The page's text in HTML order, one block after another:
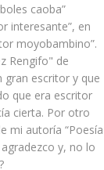
caoba”
interesante”, en
moyobambino”.
Rengifo" de
gran escritor y que
que era escritor
cierta. Por otro
mi autoría “Poesía
y, no lo